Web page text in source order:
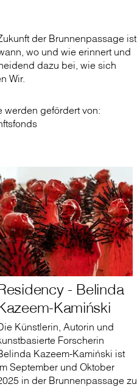
der Brunnenpassage ist
wo und wie erinnert und
dazu bei, wie sich
Wir.
werden gefördert von:
- Belinda
Kamiński
Künstlerin, Autorin und
Forscherin
Kazeem-Kamiński ist
September und Oktober
in der Brunnenpassage zu